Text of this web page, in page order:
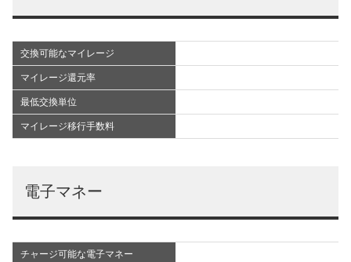
交換可能なマイレージ
マイレージ還元率
最低交換単位
マイレージ移行手数料
電子マネー
チャージ可能な電子マネー